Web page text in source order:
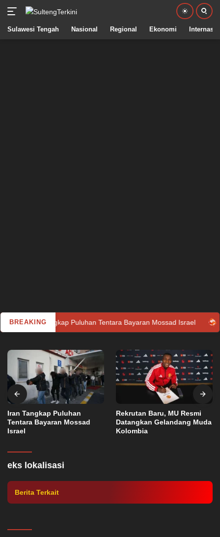
Sulawesi Tengah Nasional Regional Ekonomi
BREAKING
Tangkap Puluhan Tentara Bayaran Mossad Israel
Iran Tangkap Puluhan
Tentara Bayaran Mossad
Israel
Rekrutan Baru, MU Resmi
Datangkan Gelandang Muda
Kolombia
eks lokalisasi
Pria 62 Tahun Ditemukan Tewas di Eks
Lokalisasi Tondo Palu
Berita Terkait